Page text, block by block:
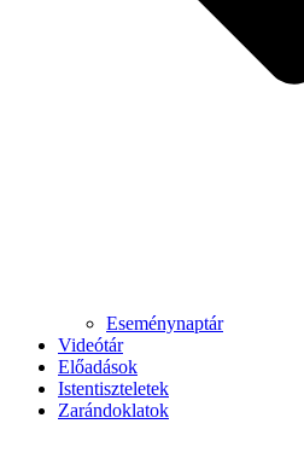
Eseménynaptár
Videótár
Előadások
Istentiszteletek
Zarándoklatok